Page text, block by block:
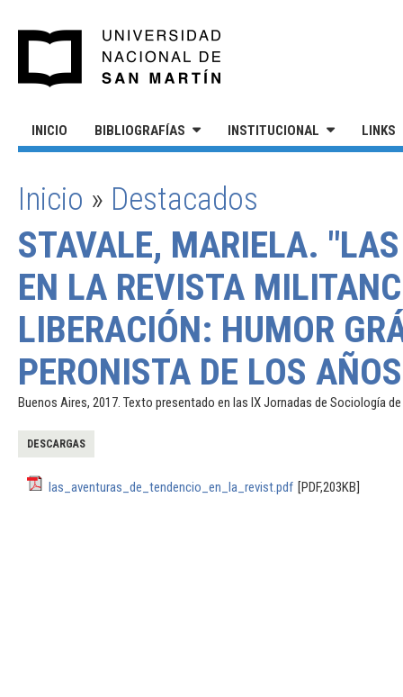
INICIO BIBLIOGRAFÍAS INSTITUCIONAL LINKS
SE ENCUENTRA USTED AQUÍ
Inicio » Destacados
STAVALE, MARIELA.
EN LA REVISTA
LIBERACIÓN: HUMOR
PERONISTA DE LOS
Buenos Aires, 2017. Texto presentado en las IX Jornadas de Sociología de
DESCARGAS
las_aventuras_de_tendencio_en_la_revist.pdf [PDF,203KB]